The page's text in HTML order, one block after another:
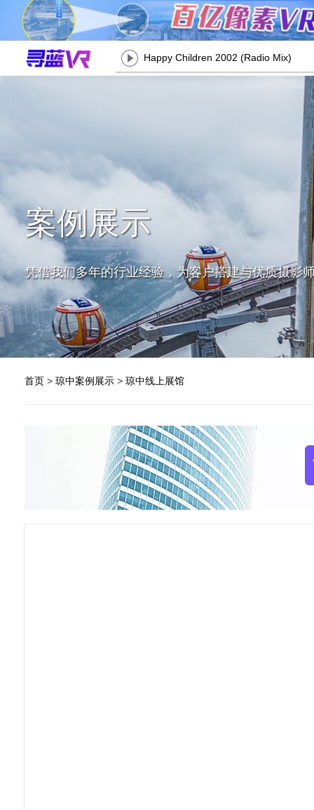
Happy Children 2002 (Radio Mix)
案例展示
凭借我们多年的行业经验，为客户搭建与优质摄影
首页 > 琼中案例展示 > 琼中线上展馆